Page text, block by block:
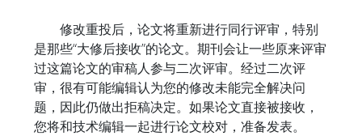
修改重投后，论文将重新进行同行评审，特别
是那些“大修后接收”的论文。期刊会让一些原来评审
过这篇论文的审稿人参与二次评审。经过二次评
审，很有可能编辑认为您的修改未能完全解决问
题，因此仍做出拒稿决定。如果论文直接被接收，
您将和技术编辑一起进行论文校对，准备发表。